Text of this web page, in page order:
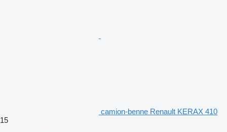
camion-benne Renault KERAX 410
15